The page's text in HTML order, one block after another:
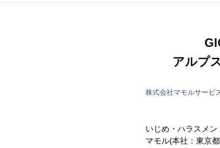
アルプ
株式会社マモルサービ
いじめ・ハラスメ
マモル(本社：東京